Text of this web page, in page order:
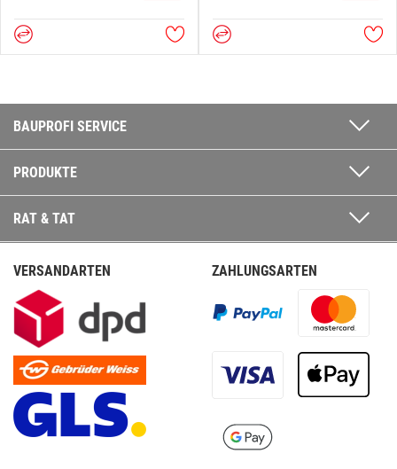
BAUPROFI SERVICE
PRODUKTE
RAT & TAT
VERSANDARTEN ZAHLUNGSARTEN